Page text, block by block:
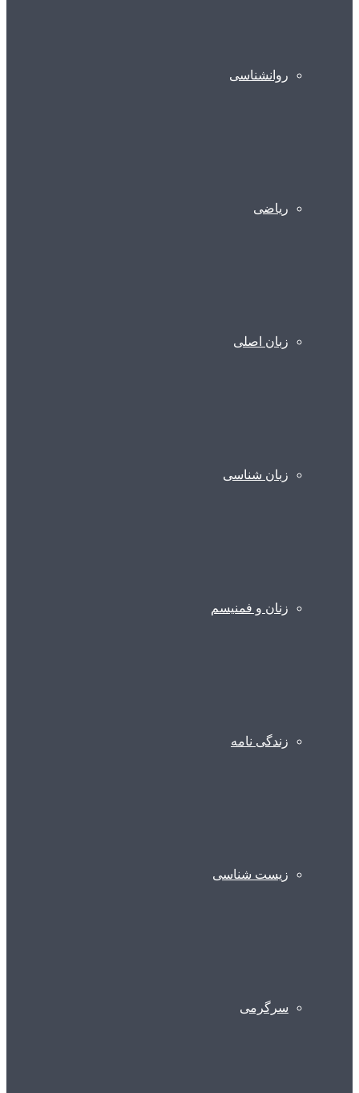
روانشناسی
ریاضی
زبان اصلی
زبان شناسی
زنان و فمنیسم
زندگی نامه
زیست شناسی
سرگرمی